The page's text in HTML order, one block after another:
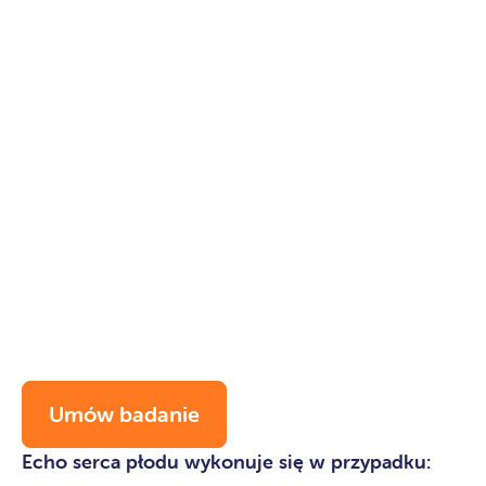
Umów badanie
Echo serca płodu wykonuje się w przypadku: